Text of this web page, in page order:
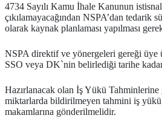
4734 Sayılı Kamu İhale Kanunun
çıkılamayacağından NSPA’dan
olarak kaynak planlaması yapılması
NSPA direktif ve yönergeleri gereği üye
SSO veya DK`nin belirlediği tarihe
Hazırlanacak olan İş Yükü Tahminlerine
miktarlarda bildirilmeyen tahmini iş yükü
makamlarına gönderilmelidir.